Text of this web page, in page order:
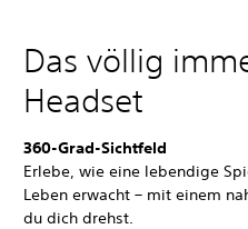
Das völlig
Headset
360-Grad-Sichtfeld
Erlebe, wie eine lebendige
Leben erwacht – mit einem
du dich drehst.